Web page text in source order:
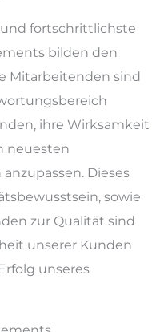
fortschrittlichste
bilden den
Mitarbeitenden sind
ihre Wirksamkeit
neuesten
Dieses
sowie
zur Qualität sind
unserer Kunden
unseres